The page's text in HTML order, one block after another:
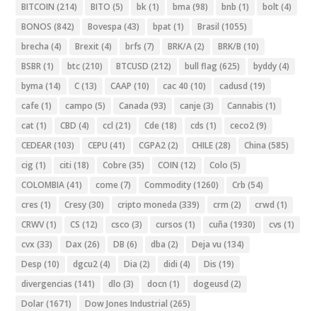
BITCOIN (214) BITO (5) bk(1) bma (98) bnb (1) bolt (4)
BONOS (842) Bovespa (43) bpat (1) Brasil (1055)
brecha (4) Brexit (4) brfs (7) BRK/A(2) BRK/B (10)
BSBR(1) btc(210) BTCUSD (212) bull flag (625) byddy(4)
byma (14) C(13) CAAP (10) cac 40 (10) cadusd (19)
cafe (1) campo (5) Canada (93) canje (3) Cannabis (1)
cat (1) CBD (4) ccl (21) Cde (18) cds (1) ceco2(9)
CEDEAR(103) CEPU (41) CGPA2(2) CHILE(28) China (585)
cig (1) citi (18) Cobre (35) COIN (12) Colo (5)
COLOMBIA(41) come (7) Commodity(1260) Crb (54)
cres (1) Cresy(30) cripto moneda (339) crm (2) crwd (1)
CRWV(1) CS (12) csco (3) cursos (1) cuña (1930) cvs (1)
cvx (33) Dax (26) DB (6) dba (2) Deja vu (134)
Desp (10) dgcu2(4) Dia (2) didi (4) Dis (19)
divergencias (141) dlo (3) docn (1) dogeusd (2)
Dolar(1671) Dow Jones Industrial (265)